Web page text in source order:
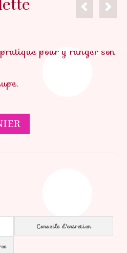
pour y ranger son
Conseils d'entretien